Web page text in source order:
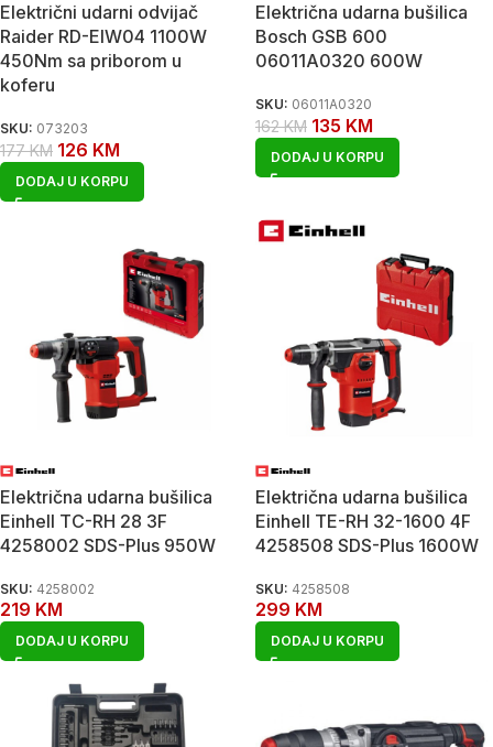
Električni udarni odvijač
Raider RD-EIW04 1100W
450Nm sa priborom u
koferu
SKU: 073203
177KM 126 KM
DODAJ U KORPU
Električna udarna bušilica
Bosch GSB 600
06011A0320 600W
SKU: 06011A0320
162KM 135 KM
DODAJ U KORPU
Električna udarna bušilica
Einhell TC-RH 28 3F
4258002 SDS-Plus 950W
SKU: 4258002
219 KM
DODAJ U KORPU
Električna udarna bušilica
Einhell TE-RH 32-1600 4F
4258508 SDS-Plus 1600W
SKU: 4258508
299 KM
DODAJ U KORPU